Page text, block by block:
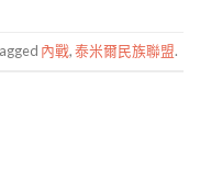
內戰,泰米爾民族聯盟.